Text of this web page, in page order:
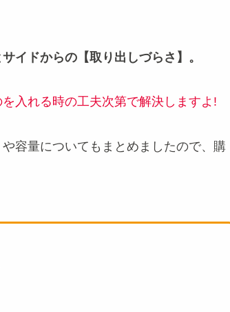
イドからの【取り出しづらさ】。
入れる時の工夫次第で解決しますよ!
容量についてもまとめましたので、購